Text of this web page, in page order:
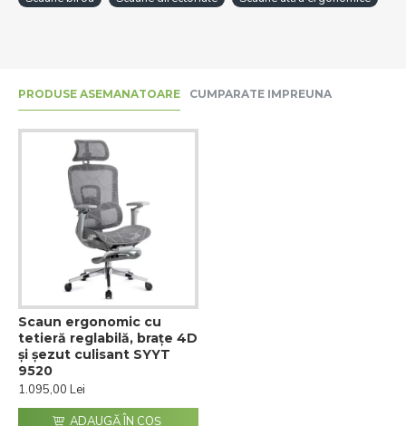
PRODUSE ASEMANATOARE CUMPARATE IMPREUNA
Scaun ergonomic cu
tetieră reglabilă, brațe 4D
și șezut culisant SYYT
9520
1.095,00 Lei
ADAUGĂ ÎN COŞ